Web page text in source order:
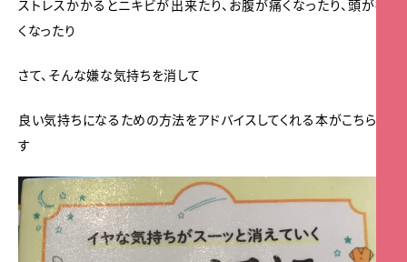
ストレスかかるとニキビが出来たり、お腹が痛くなったり、頭が痛
くなったり
さて、そんな嫌な気持ちを消して
良い気持ちになるための方法をアドバイスしてくれる本がこちらで
す